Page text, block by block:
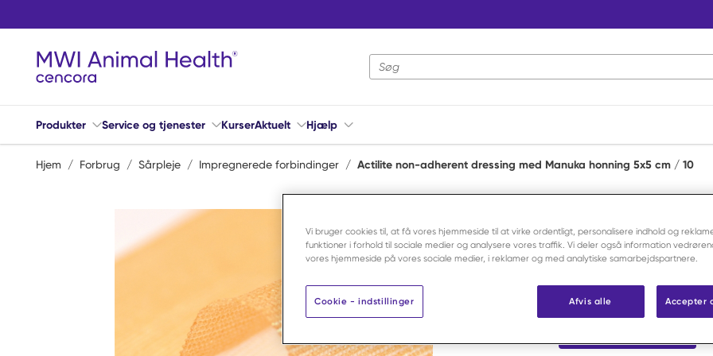
Webstedssøgning
Produkter Service og tjenester KurserAktuelt Hjælp
Hjem / Forbrug / Sårpleje / Impregnerede forbindinger / Actilite non-adherent dressing med Manuka honning 5x5 cm / 10
Actilite
Manuka
Varenr: F218304
Vi bruger cookies til, at få vores hjemmeside til at virke ordentligt, personalisere indhold og
funktioner i forhold til sociale medier og analysere vores traffik. Vi deler også information
vores hjemmeside på vores sociale medier, i reklamer og med analytiske samarbejdspartnere.
Afvis alle Accepter
Cookie - indstillinger